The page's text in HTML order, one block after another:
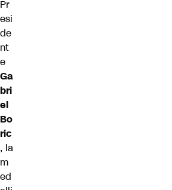
Pr
esi
de
nt
e
Ga
bri
el
Bo
ric
, la
m
ed